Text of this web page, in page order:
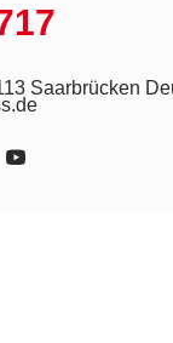
Saarbrücken